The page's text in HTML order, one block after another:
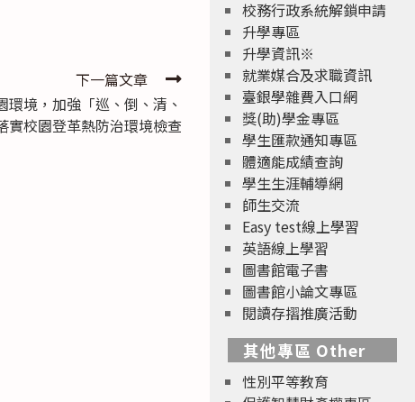
下一篇文章
境，加強「巡、倒、清、
實校園登革熱防治環境檢查
校務行政系統解鎖申請
升學專區
升學資訊※
就業媒合及求職資訊
臺銀學雜費入口網
獎(助)學金專區
學生匯款通知專區
體適能成績查詢
學生生涯輔導網
師生交流
Easy test線上學習
英語線上學習
圖書館電子書
圖書館小論文專區
閱讀存摺推廣活動
其他專區 Other
性別平等教育